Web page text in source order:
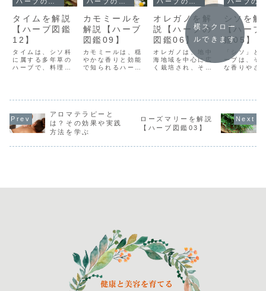
ハーブの図鑑
タイムを解説
【ハーブ図鑑
12】
タイムは、シソ科
に属する多年草の
ハーブで、料理や
して、またギリシ
ャでは空気を浄化
するために使用さ
れていた歴史があ
ハーブの図鑑
カモミールを
解説【ハーブ
図鑑09】
カモミールは、穏
やかな香りと効能
で知られるハーブ
には、リラックス
効果や消化促進、
睡眠の改善などさ
まざまな効能が期
ハーブの図鑑
オレガノを解
説【ハーブの
図鑑06】
オレガノは、地中
海地域を中心に広
く栽培され、その
ハーブとして重宝
されてきました。
シソを解
【ハーブ
鑑05】
「シソ」と
ーブは、そ
な香りやさ
てきました
の葉は、爽
香りと独特
横スクロー
ルできます
アロマテラピーと
は？その効果や実践
方法を学ぶ
ローズマリーを解説
【ハーブ図鑑03】